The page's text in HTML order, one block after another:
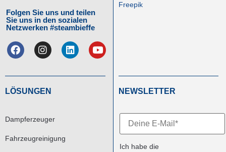
Folgen Sie uns und teilen
Sie uns in den sozialen
Netzwerken #steambieffe
Freepik
LÖSUNGEN
Dampferzeuger
Fahrzeugreinigung
NEWSLETTER
Ich habe die